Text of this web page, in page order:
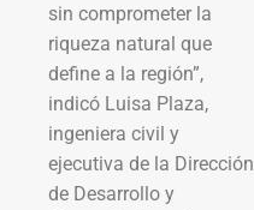
sin comprometer la
riqueza natural que
define a la región”,
indicó Luisa Plaza,
ingeniera civil y
ejecutiva de la Dirección
de Desarrollo y